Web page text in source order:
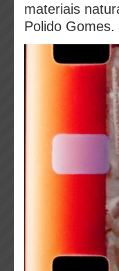
materiais
Polido Gomes.